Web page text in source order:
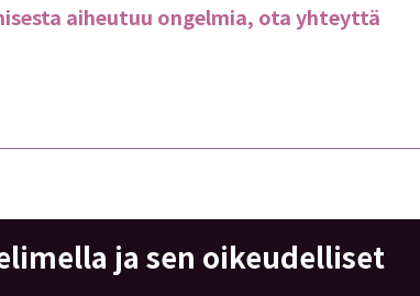
aiheutuu ongelmia, ota yhteyttä
ja sen oikeudelliset